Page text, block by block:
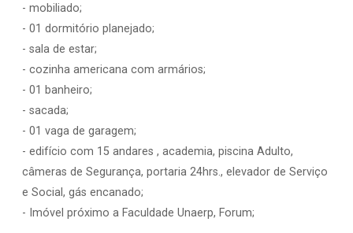
- mobiliado;
- 01 dormitório planejado;
- sala de estar;
- cozinha americana com armários;
- 01 banheiro;
- sacada;
- 01 vaga de garagem;
- edifício com 15 andares , academia, piscina Adulto,
câmeras de Segurança, portaria 24hrs., elevador de Serviço
e Social, gás encanado;
- Imóvel próximo a Faculdade Unaerp, Forum;